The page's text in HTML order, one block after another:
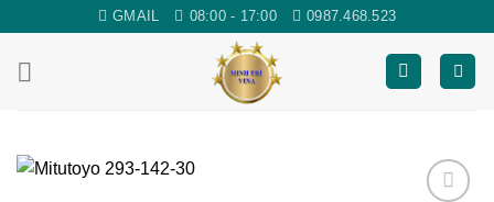
content
GMAIL 08:00 - 17:00 0987.468.523